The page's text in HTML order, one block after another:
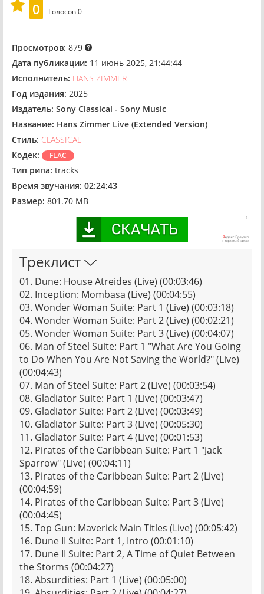
0
Голосов0
Просмотров: 879
Дата публикации: 11 июнь 2025, 21:44:44
Исполнитель: HANS ZIMMER
Год издания: 2025
Издатель: Sony Classical - Sony Music
Название: Hans Zimmer Live (Extended Version)
Стиль: CLASSICAL
Кодек:
FLAC
Тип рипа: tracks
Время звучания: 02:24:43
Размер: 801.70 MB
Треклист
01. Dune: House Atreides (Live) (00:03:46)
02. Inception: Mombasa (Live) (00:04:55)
03. Wonder Woman Suite: Part 1 (Live) (00:03:18)
04. Wonder Woman Suite: Part 2 (Live) (00:02:21)
05. Wonder Woman Suite: Part 3 (Live) (00:04:07)
06. Man of Steel Suite: Part 1 "What Are You Going
to Do When You Are Not Saving the World?" (Live)
(00:04:43)
07. Man of Steel Suite: Part 2 (Live) (00:03:54)
08. Gladiator Suite: Part 1 (Live) (00:03:47)
09. Gladiator Suite: Part 2 (Live) (00:03:49)
10. Gladiator Suite: Part 3 (Live) (00:05:30)
11. Gladiator Suite: Part 4 (Live) (00:01:53)
12. Pirates of the Caribbean Suite: Part 1 "Jack
Sparrow" (Live) (00:04:11)
13. Pirates of the Caribbean Suite: Part 2 (Live)
(00:04:59)
14. Pirates of the Caribbean Suite: Part 3 (Live)
(00:04:45)
15. Top Gun: Maverick Main Titles (Live) (00:05:42)
16. Dune II Suite: Part 1, Intro (00:01:10)
17. Dune II Suite: Part 2, A Time of Quiet Between
the Storms (00:04:27)
18. Absurdities: Part 1 (Live) (00:05:00)